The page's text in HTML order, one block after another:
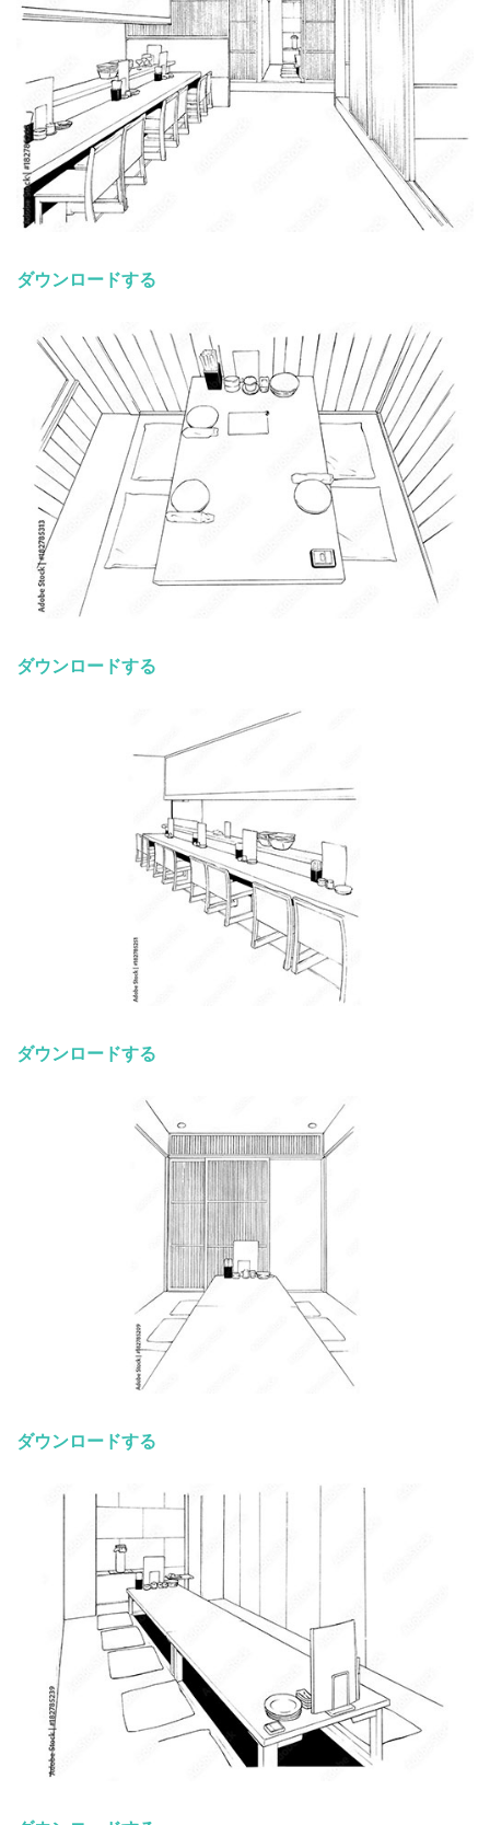
ダウンロードする
ダウンロードする
ダウンロードする
ダウンロードする